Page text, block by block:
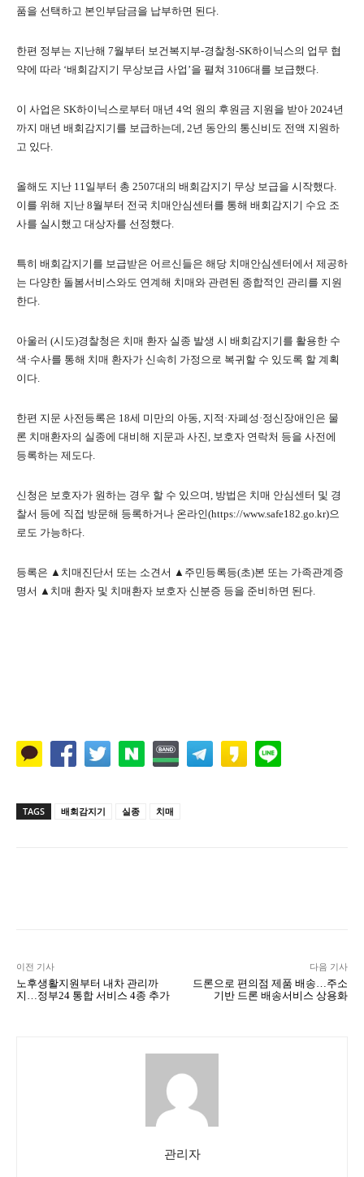
품을 선택하고 본인부담금을 납부하면 된다.
한편 정부는 지난해 7월부터 보건복지부-경찰청-SK하이닉스의 업무 협
약에 따라 ‘배회감지기 무상보급 사업’을 펼쳐 3106대를 보급했다.
이 사업은 SK하이닉스로부터 매년 4억 원의 후원금 지원을 받아 2024년
까지 매년 배회감지기를 보급하는데, 2년 동안의 통신비도 전액 지원하
고 있다.
올해도 지난 11일부터 총 2507대의 배회감지기 무상 보급을 시작했다.
이를 위해 지난 8월부터 전국 치매안심센터를 통해 배회감지기 수요 조
사를 실시했고 대상자를 선정했다.
특히 배회감지기를 보급받은 어르신들은 해당 치매안심센터에서 제공하
는 다양한 돌봄서비스와도 연계해 치매와 관련된 종합적인 관리를 지원
한다.
아울러 (시도)경찰청은 치매 환자 실종 발생 시 배회감지기를 활용한 수
색·수사를 통해 치매 환자가 신속히 가정으로 복귀할 수 있도록 할 계획
이다.
한편 지문 사전등록은 18세 미만의 아동, 지적·자폐성·정신장애인은 물
론 치매환자의 실종에 대비해 지문과 사진, 보호자 연락처 등을 사전에
등록하는 제도다.
신청은 보호자가 원하는 경우 할 수 있으며, 방법은 치매 안심센터 및 경
찰서 등에 직접 방문해 등록하거나 온라인(https://www.safe182.go.kr)으
로도 가능하다.
등록은 ▲치매진단서 또는 소견서 ▲주민등록등(초)본 또는 가족관계증
명서 ▲치매 환자 및 치매환자 보호자 신분증 등을 준비하면 된다.
TAGS 배회감지기 실종 치매
이전 기사
노후생활지원부터 내차 관리까
지…정부24 통합 서비스 4종 추가
다음 기사
드론으로 편의점 제품 배송…주소
기반 드론 배송서비스 상용화
관리자